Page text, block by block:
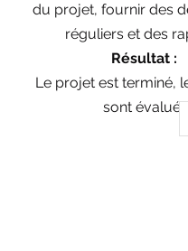
du projet, fournir des
réguliers et des
Résultat :
Le projet est terminé,
sont